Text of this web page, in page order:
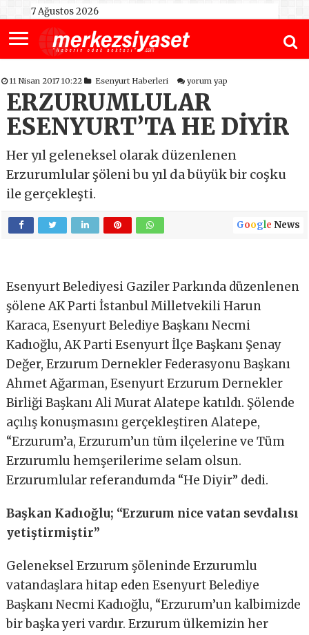
7 Ağustos 2026
11 Nisan 2017 10:22 Esenyurt Haberleri yorum yap
ERZURUMLULAR
ESENYURT’TA HE DİYİR
Her yıl geleneksel olarak düzenlenen
Erzurumlular şöleni bu yıl da büyük bir coşku
ile gerçekleşti.
Google News
Esenyurt Belediyesi Gaziler Parkında düzenlenen
şölene AK Parti İstanbul Milletvekili Harun
Karaca, Esenyurt Belediye Başkanı Necmi
Kadıoğlu, AK Parti Esenyurt İlçe Başkanı Şenay
Değer, Erzurum Dernekler Federasyonu Başkanı
Ahmet Ağarman, Esenyurt Erzurum Dernekler
Birliği Başkanı Ali Murat Alatepe katıldı. Şölende
açılış konuşmasını gerçekleştiren Alatepe,
“Erzurum’a, Erzurum’un tüm ilçelerine ve Tüm
Erzurumlu hemşerilerime selam olsun.
Erzurumlular referandumda “He Diyir” dedi.
Başkan Kadıoğlu; “Erzurum nice vatan sevdalısı
yetiştirmiştir”
Geleneksel Erzurum şöleninde Erzurumlu
vatandaşlara hitap eden Esenyurt Belediye
Başkanı Necmi Kadıoğlu, “Erzurum’un kalbimizde
bir başka yeri vardır. Erzurum ülkemizin her